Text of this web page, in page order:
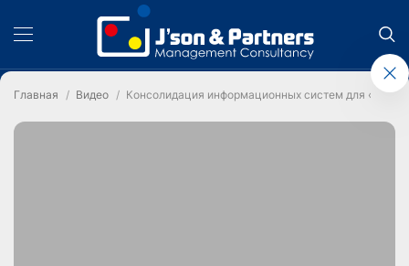
Главная Видео Консолидация информационных систем для